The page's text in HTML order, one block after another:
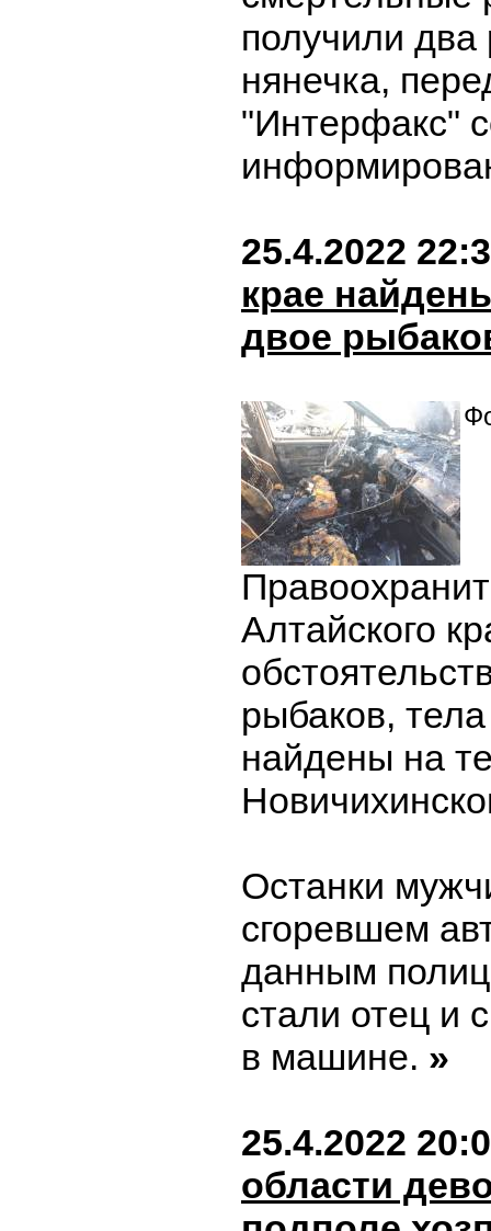
получили два
нянечка,
"Интерфакс"
25.4.2022
крае
двое
Алтайского
рыбаков,
найдены на
Останки
сгоревшем
данным
стали отец и
в машине. »
25.4.2022
области